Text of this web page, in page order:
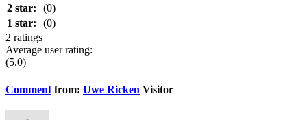
2 star:
(0)
1 star:
(0)
2 ratings
Average user rating:
(5.0)
Comment from: Uwe Ricken Visitor